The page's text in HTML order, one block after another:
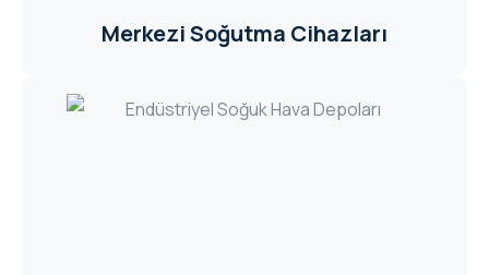
Merkezi Soğutma Cihazları